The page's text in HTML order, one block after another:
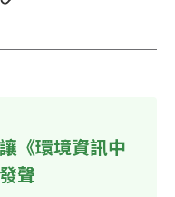
《環境資訊中
聲